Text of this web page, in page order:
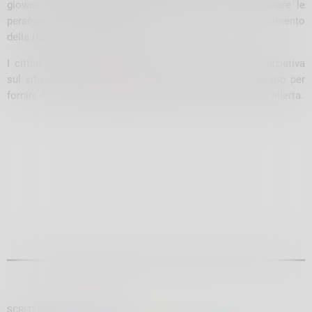
giovani – conclude l’assessore Rossatti – è di informare le
persone anziane a loro vicine e di supportarle nel momento
della ricezione del messaggio».
I cittadini possono trovare tutte le informazioni sull’iniziativa
sul sito internet
e compilare il questionario per
fornire il loro contributo al miglioramento del sistema di allerta.
SCRITTO DA: